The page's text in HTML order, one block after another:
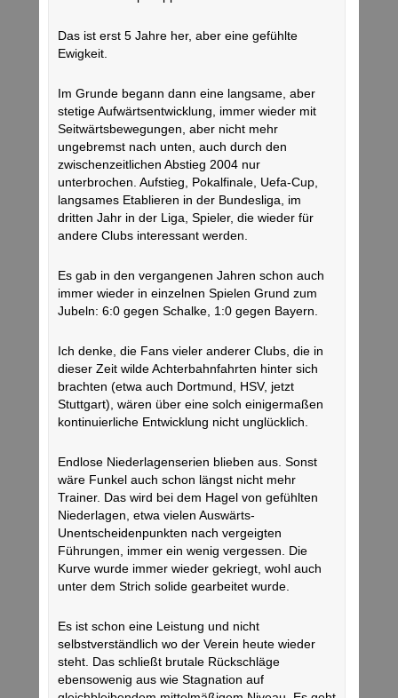
Das ist erst 5 Jahre her, aber eine gefühlte
Ewigkeit.
Im Grunde begann dann eine langsame, aber
stetige Aufwärtsentwicklung, immer wieder mit
Seitwärtsbewegungen, aber nicht mehr
ungebremst nach unten, auch durch den
zwischenzeitlichen Abstieg 2004 nur
unterbrochen. Aufstieg, Pokalfinale, Uefa-Cup,
langsames Etablieren in der Bundesliga, im
dritten Jahr in der Liga, Spieler, die wieder für
andere Clubs interessant werden.
Es gab in den vergangenen Jahren schon auch
immer wieder in einzelnen Spielen Grund zum
Jubeln: 6:0 gegen Schalke, 1:0 gegen Bayern.
Ich denke, die Fans vieler anderer Clubs, die in
dieser Zeit wilde Achterbahnfahrten hinter sich
brachten (etwa auch Dortmund, HSV, jetzt
Stuttgart), wären über eine solch einigermaßen
kontinuierliche Entwicklung nicht unglücklich.
Endlose Niederlagenserien blieben aus. Sonst
wäre Funkel auch schon längst nicht mehr
Trainer. Das wird bei dem Hagel von gefühlten
Niederlagen, etwa vielen Auswärts-
Unentscheidenpunkten nach vergeigten
Führungen, immer ein wenig vergessen. Die
Kurve wurde immer wieder gekriegt, wohl auch
unter dem Strich solide gearbeitet wurde.
Es ist schon eine Leistung und nicht
selbstverständlich wo der Verein heute wieder
steht. Das schließt brutale Rückschläge
ebensowenig aus wie Stagnation auf